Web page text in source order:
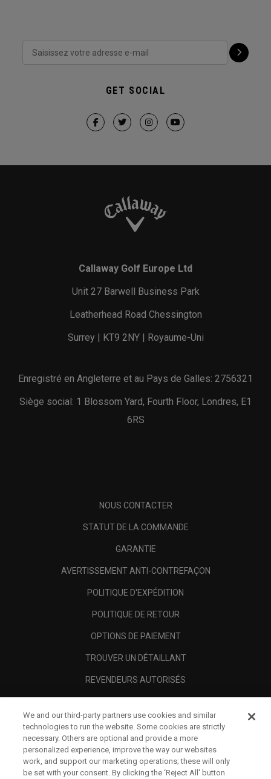
GET SOCIAL
Callaway Golf Europe Ltd
Unit 27 Barwell Business Park
Leatherhead Road Chessington
Surrey | KT9 2NY | Royaume-Uni
Enregistré en Angleterre et au Pays de Galles: 2756321
Siège social: 1 Blossom Yard, Fourth Floor, Londres, E1
6RS
NOUS CONTACTER
STATUT DE LA COMMANDE
GARANTIE
AVERTISSEMENT ANTI-CONTREFAÇON
POLITIQUE D'EXPÉDITION
POLITIQUE DE RETOUR
OPTIONS DE PAIEMENT
TROUVER UN DÉTAILLANT
REVENDEURS AUTORISÉS
A PROPOS
MENTIONS LÉGALES
We and our third-party partners use cookies and similar
technologies to run the website. Some cookies are strictly
necessary. Others are optional and provide a more
personalized experience, improve the way our websites
work, and support our marketing operations; these will only
be set with your consent. By clicking the ‘Reject All' button